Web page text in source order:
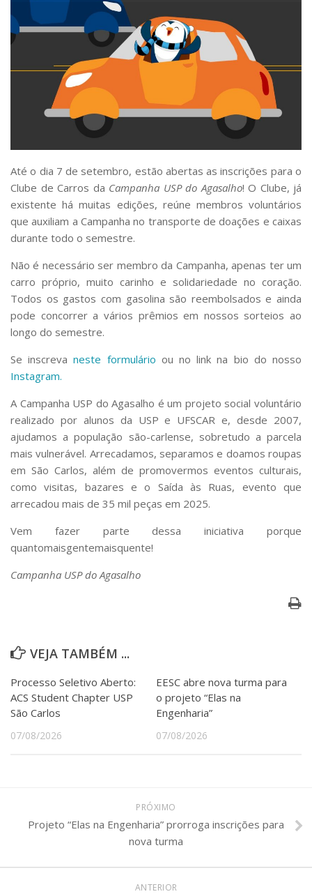
Serviços
Bibliotecas
Apoio ao Estudante
Segurança, Trânsito e Prevenção
RH, Administrativo e Financeiro
Outros serviços
Comunicação
Assessorias e Mídias
Aplicativos e Sites
Agenda de Eventos
Defesa de Teses
Até o dia 7 de setembro, estão abertas as inscrições para o
Clube de Carros da Campanha USP do Agasalho! O Clube, já
existente há muitas edições, reúne membros voluntários
que auxiliam a Campanha no transporte de doações e caixas
durante todo o semestre.
Não é necessário ser membro da Campanha, apenas ter um
carro próprio, muito carinho e solidariedade no coração.
Todos os gastos com gasolina são reembolsados e ainda
pode concorrer a vários prêmios em nossos sorteios ao
longo do semestre.
Se inscrevaneste formulário ou no link na bio do nosso
Instagram.
A Campanha USP do Agasalho é um projeto social voluntário
realizado por alunos da USP e UFSCAR e, desde 2007,
ajudamos a população são-carlense, sobretudo a parcela
mais vulnerável. Arrecadamos, separamos e doamos roupas
em São Carlos, além de promovermos eventos culturais,
como visitas, bazares e o Saída às Ruas, evento que
arrecadou mais de 35 mil peças em 2025.
Vem fazer parte dessa iniciativa porque
quantomaisgentemaisquente!
Campanha USP do Agasalho
VEJA TAMBÉM ...
Processo Seletivo Aberto:
ACS Student Chapter USP
São Carlos
07/08/2026
EESC abre nova turma para
o projeto “Elas na
Engenharia”
07/08/2026
PRÓXIMO
Projeto “Elas na Engenharia” prorroga inscrições para
nova turma
ANTERIOR